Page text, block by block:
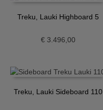
Treku, Lauki Highboard 5
€3.496,00
Treku, Lauki Sideboard 110